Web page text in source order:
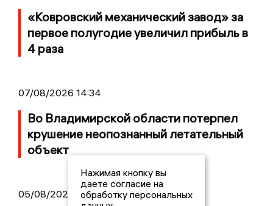
«Ковровский механический завод» за
первое полугодие увеличил прибыль в
4 раза
07/08/2026 14:34
Во Владимирской области потерпел
крушение неопознанный летательный
объект
05/08/2026 08:30
Нажимая кнопку вы
даете согласие на
обработку персональных